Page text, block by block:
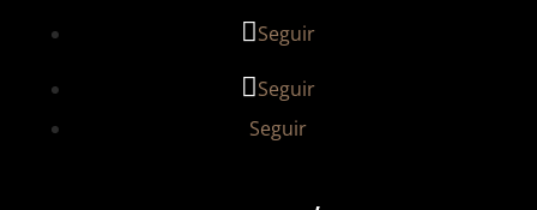
Seguir
Seguir
Seguir